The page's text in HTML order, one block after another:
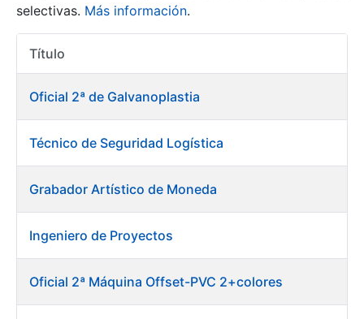
Mostrar/Ocultar
Mostrar/Ocultar
selectivas. Más información.
Título
Oficial 2ª de Galvanoplastia
Técnico de Seguridad Logística
Grabador Artístico de Moneda
Ingeniero de Proyectos
Oficial 2ª Máquina Offset-PVC 2+colores